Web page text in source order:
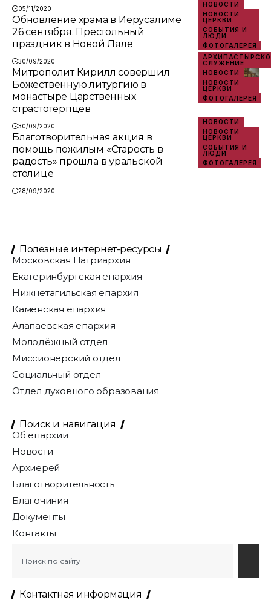
05/11/2020
НОВОСТИ
НОВОСТИ
ЦЕРКВИ
СОБЫТИЯ И
ЛЮДИ
ФОТОГАЛЕРЕЯ
Обновление храма в Иерусалиме
26 сентября. Престольный
праздник в Новой Ляле
30/09/2020
СЛУЖЕНИЕ
НОВОСТИ
НОВОСТИ
ЦЕРКВИ
ФОТОГАЛЕРЕЯ
Митрополит Кирилл совершил
Божественную литургию в
монастыре Царственных
страстотерпцев
30/09/2020
НОВОСТИ
НОВОСТИ
ЦЕРКВИ
СОБЫТИЯ И
ЛЮДИ
ФОТОГАЛЕРЕЯ
Благотворительная акция в
помощь пожилым «Старость в
радость» прошла в уральской
столице
28/09/2020
Полезные интернет-ресурсы
Московская Патриархия
Екатеринбургская епархия
Нижнетагильская епархия
Каменская епархия
Алапаевская епархия
Молодёжный отдел
Миссионерский отдел
Социальный отдел
Отдел духовного образования
Поиск и навигация
Об епархии
Новости
Архиерей
Благотворительность
Благочиния
Документы
Контакты
Контактная информация